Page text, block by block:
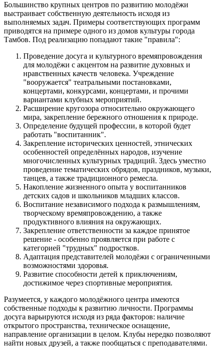
Большинство крупных центров по развитию молодёжи
выстраивает собственную деятельность исходя из
выполняемых задач. Примеры соответствующих программ
приводятся на примере одного из домов культуры города
Тамбов. Под реализацию попадают такие "правила":
Проведение досуга и культурного времяпровождения
для молодёжи с акцентом на развитие духовных и
нравственных качеств человека. Учреждение
"вооружается" театральными постановками,
концертами, конкурсами, концертами, и прочими
вариантами клубных мероприятий.
Расширение кругозора относительно окружающего
мира, закрепление бережного отношения к природе.
Определение будущей профессии, в которой будет
работать "воспитанник".
Закрепление исторических ценностей, этнических
особенностей определённых народов, изучение
многочисленных культурных традиций. Здесь уместно
проведение тематических обрядов, праздников, музыки,
танцев, а также традиционного ремесла.
Накопление жизненного опыта у воспитанников
детских садов и школьников младших классов.
Воспитание независимого подхода к размышлениям,
творческому времяпровождению, а также
продуктивного влияния на окружающих.
Закрепление ответственности за каждое принятое
решение - особенно проявляется при работе с
категорией "трудных" подростков.
Адаптация представителей молодёжи с ограниченными
возможностями здоровья.
Развитие способности детей к приключениям,
достижимое через спортивные мероприятия.
Разумеется, у каждого молодёжного центра имеются
собственные подходы к развитию личности. Программы
досуга варьируются исходя из ряда факторов: наличие
открытого пространства, техническое оснащение,
направление организации в целом. Клубы нередко позволяют
найти новых друзей, а также пообщаться с преподавателями.